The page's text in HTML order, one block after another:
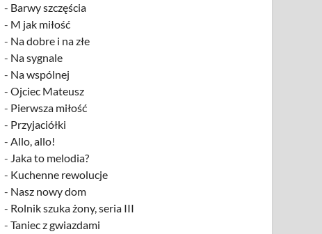
- Barwy szczęścia
- M jak miłość
- Na dobre i na złe
- Na sygnale
- Na wspólnej
-Ojciec Mateusz
- Pierwsza miłość
- Przyjaciółki
-Allo, allo!
- Jaka to melodia?
- Kuchenne rewolucje
- Nasz nowy dom
- Rolnik szuka żony, seria III
-Taniec z gwiazdami